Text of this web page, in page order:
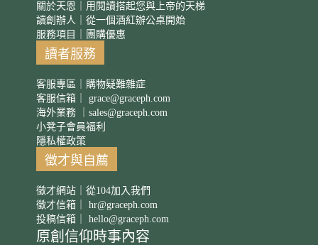
關於天恩｜用閱讀搭起您與上帝的天梯
讀創辦人｜從一個酒紅辦公桌開始
服務項目｜團購優惠
讀者服務
客服專區｜購物疑難雜症
客服信箱｜ grace@graceph.com
海外業務 ｜ sales@graceph.com
小凳子會員福利
隱私權政策
徵才與自薦
徵才網站｜從104加入我們
徵才信箱｜ hr@graceph.com
投稿信箱｜ hello@graceph.com
原創信仰時事內容